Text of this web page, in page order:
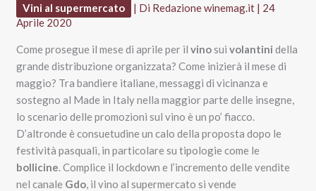
Vini al supermercato | Di Redazione winemag.it | 24
Aprile 2020
Come prosegue il mese di aprile per ilvinosuivolantini della
grande distribuzione organizzata? Come inizierà il mese di
maggio? Tra bandiere italiane, messaggi di vicinanza e
sostegno al Made in Italy nella maggior parte delle insegne,
lo scenario delle promozioni sul vino è un po’ fiacco.
D’altronde è consuetudine un calo della proposta dopo le
festività pasquali, in particolare su tipologie come le
bollicine. Complice il lockdown e l’incremento delle vendite
nel canale Gdo, il vino al supermercato si vende